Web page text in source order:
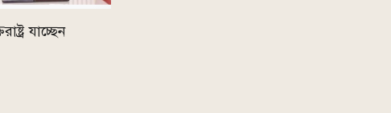
যাচ্ছেন